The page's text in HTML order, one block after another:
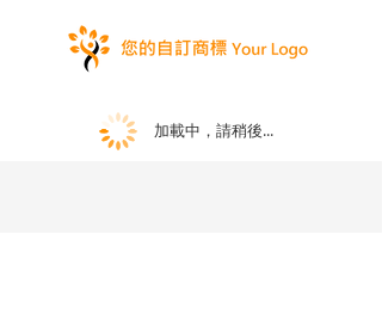
加載中，請稍後...